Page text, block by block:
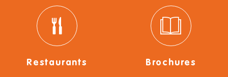
Restaurants Brochures